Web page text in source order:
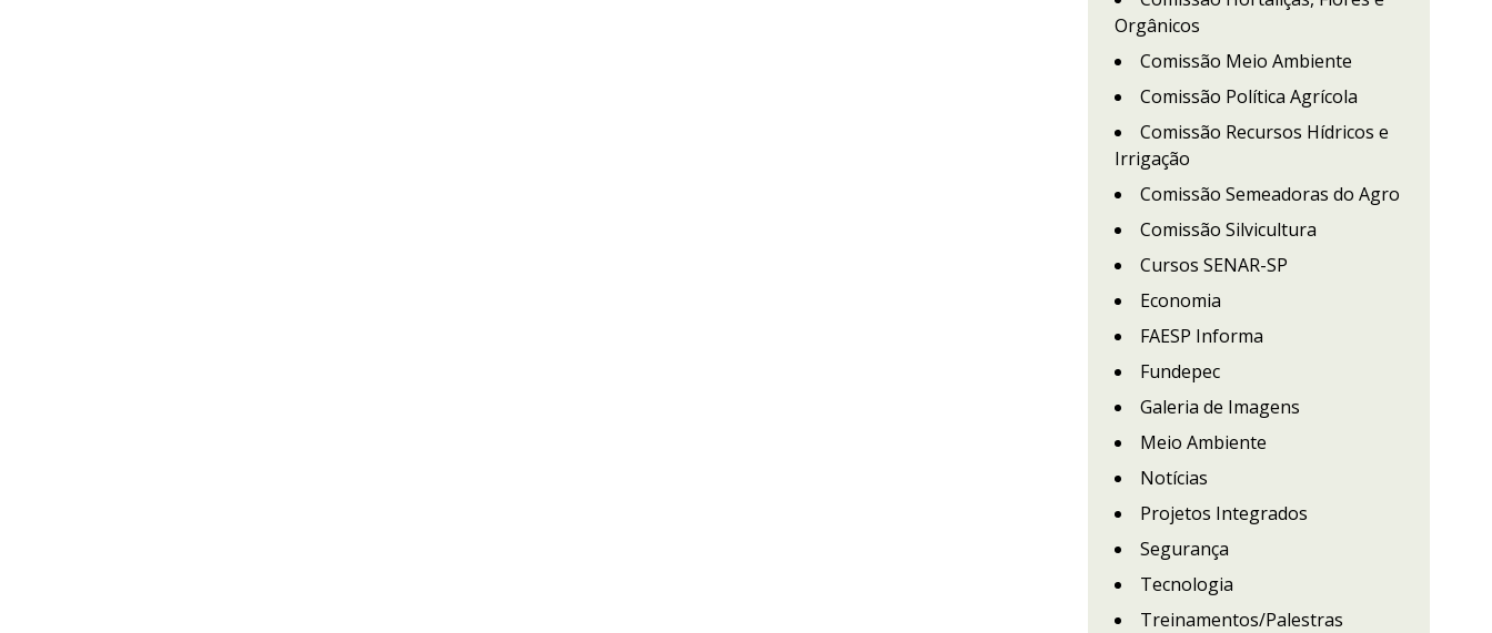
Orgânicos
Comissão Meio Ambiente
Comissão Política Agrícola
Comissão Recursos Hídricos e
Irrigação
Comissão Semeadoras do Agro
Comissão Silvicultura
Cursos SENAR-SP
Economia
FAESP Informa
Fundepec
Galeria de Imagens
Meio Ambiente
Notícias
Projetos Integrados
Segurança
Tecnologia
Treinamentos/Palestras